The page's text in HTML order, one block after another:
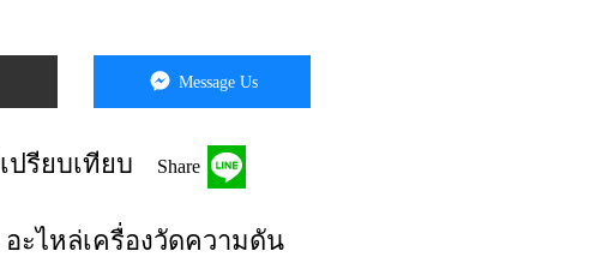
Message Us
เปรียบเทียบ Share
อะไหล่เครื่องวัดความดัน